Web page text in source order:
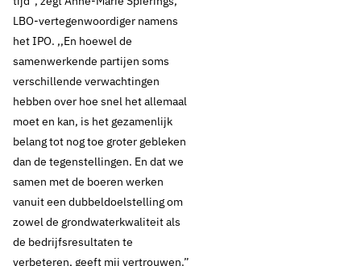
LBO-vertegenwoordiger namens
het IPO. ,,En hoewel de
samenwerkende partijen soms
verschillende verwachtingen
hebben over hoe snel het allemaal
moet en kan, is het gezamenlijk
belang tot nog toe groter gebleken
dan de tegenstellingen. En dat we
samen met de boeren werken
vanuit een dubbeldoelstelling om
zowel de grondwaterkwaliteit als
de bedrijfsresultaten te
verbeteren, geeft mij vertrouwen.”